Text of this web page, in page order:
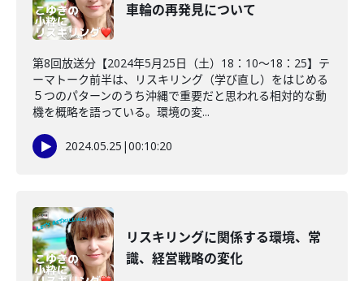
車輪の再発見について
第8回放送分【2024年5月25日（土）18：10～18：25】テ
ーマトーク前半は、リスキリング（学び直し）をはじめる
５つのパターンのうち沖縄で重要だと思われる相対的な動
機を概略を語っている。環境の変...
2024.05.25 |00:10:20
リスキリングに関係する環境、常
識、経営戦略の変化